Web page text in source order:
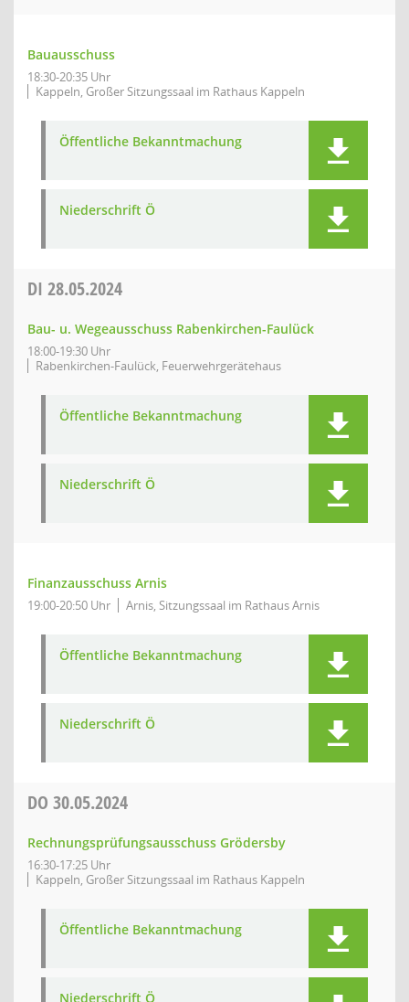
Bauausschuss
18:30-20:35 Uhr
Kappeln, Großer Sitzungssaal im Rathaus Kappeln
Öffentliche Bekanntmachung
Niederschrift Ö
DI 28.05.2024
Bau- u. Wegeausschuss Rabenkirchen-Faulück
18:00-19:30 Uhr
Rabenkirchen-Faulück, Feuerwehrgerätehaus
Öffentliche Bekanntmachung
Niederschrift Ö
Finanzausschuss Arnis
19:00-20:50 Uhr Arnis, Sitzungssaal im Rathaus Arnis
Öffentliche Bekanntmachung
Niederschrift Ö
DO 30.05.2024
Rechnungsprüfungsausschuss Grödersby
16:30-17:25 Uhr
Kappeln, Großer Sitzungssaal im Rathaus Kappeln
Öffentliche Bekanntmachung
Niederschrift Ö